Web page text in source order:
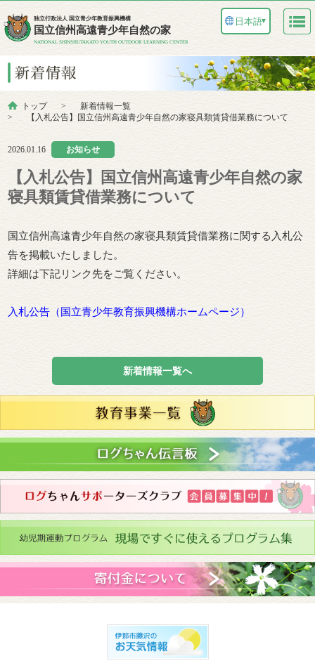
独立行政法人 国立青少年教育振興機構
国立信州高遠青少年自然の家
NATIONAL SHINSHUTAKATO YOUTH OUTDOOR LEARNING CENTER
日本語▼
トップ
新着情報一覧
【入札公告】国立信州高遠青少年自然の家寝具類賃貸借業務について
2026.01.16 お知らせ
【入札公告】国立信州高遠青少年自然の家
寝具類賃貸借業務について
国立信州高遠青少年自然の家寝具類賃貸借業務に関する入札公
告を掲載いたしました。
詳細は下記リンク先をご覧ください。
入札公告（国立青少年教育振興機構ホームページ）
新着情報一覧へ